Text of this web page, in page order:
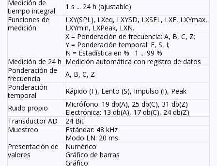
Medición de
tiempo integral
1 s ... 24 h (ajustable)
Funciones de
medición
LXY(SPL), LXeq, LXYSD, LXSEL, LXE, LXYmax,
LXYmin, LXPeak, LXN.
X = Ponderación de frecuencia: A, B, C, Z;
Y = Ponderación temporal: F, S, I;
N = Estadística en % : 1 ... 99 %
Medición de 24 h Medición automática con registro de datos
Ponderación de
frecuencia
A, B, C, Z
Ponderación
temporal
Rápido (F), Lento (S), Impulso (I), Peak
Ruido propio
Micrófono: 19 db(A), 25 db(C), 31 db(Z)
Electrónica: 13 db(A), 17 db(C), 24 db(Z)
Transductor AD
24 Bit
Muestreo
Estándar: 48 kHz
Modo LN: 20 ms
Presentación de
valores
Numérico
Gráfico de barras
Gráfico